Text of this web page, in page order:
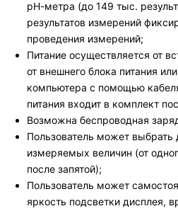
рН-метра (до 149 тыс.
результатов измерений
проведения измерений;
Питание осуществляется от
от внешнего блока питания
компьютера с помощью
питания входит в комплект
Возможна беспроводная
Пользователь может выбрать
измеряемых величин (от
после запятой);
Пользователь может
яркость подсветки дисплея,